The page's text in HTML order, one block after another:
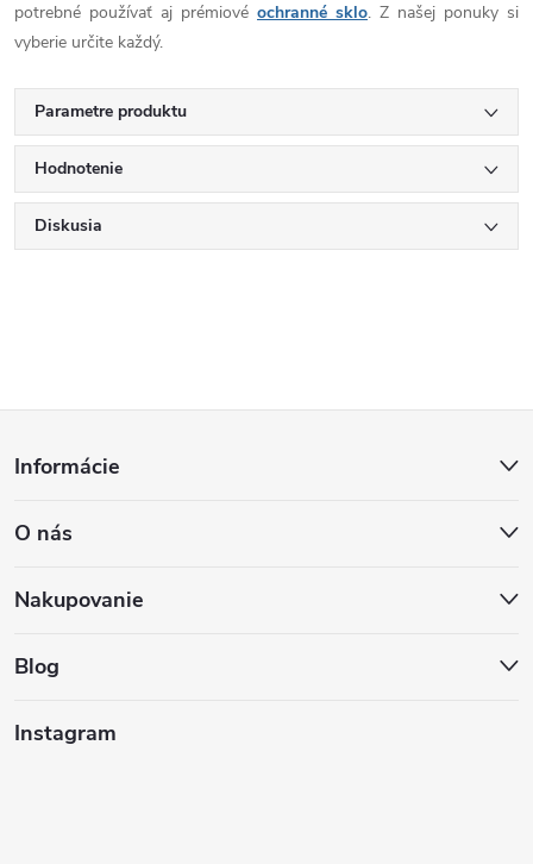
potrebné používať aj prémiové ochranné sklo. Z našej ponuky si
vyberie určite každý.
Parametre produktu
Hodnotenie
Diskusia
p
ä
Informácie
O nás
Nakupovanie
Blog
Instagram